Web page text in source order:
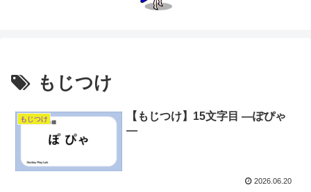
もじつけ
もじつけ
【もじつけ】15文字目 ―ぽぴゃ
―
2026.06.20